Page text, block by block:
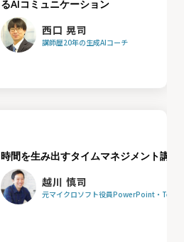
るAIコミュニケーション
西口 晃司
講師歴20年の生成AIコーチ
時間を生み出すタイムマネジメント講座
越川 慎司
元マイクロソフト役員PowerPoint・